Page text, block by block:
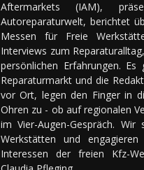
Aftermarkets (IAM),
Autoreparaturwelt, berichtet
Messen für Freie
Interviews zum
persönlichen Erfahrungen.
Reparaturmarkt und die
vor Ort, legen den Finger in
Ohren zu - ob auf regionalen
im Vier-Augen-Gespräch.
Werkstätten und
Interessen der freien Kfz-